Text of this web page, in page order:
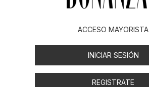
ACCESO MAYORISTA
INICIAR SESIÓN
REGISTRATE